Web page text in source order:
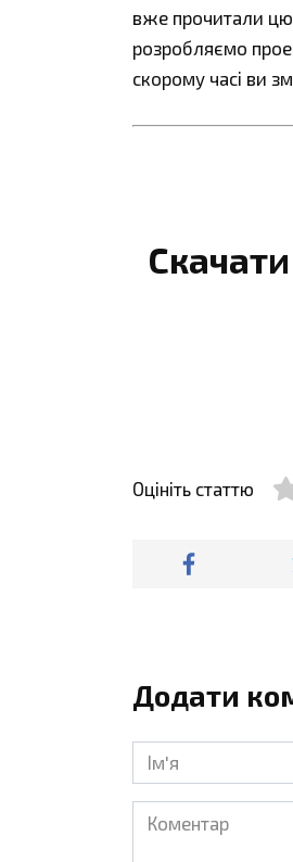
вже прочитали цю
розробляємо
скорому часі ви
Оцініть статтю
Додати
Ім'я
Коментар